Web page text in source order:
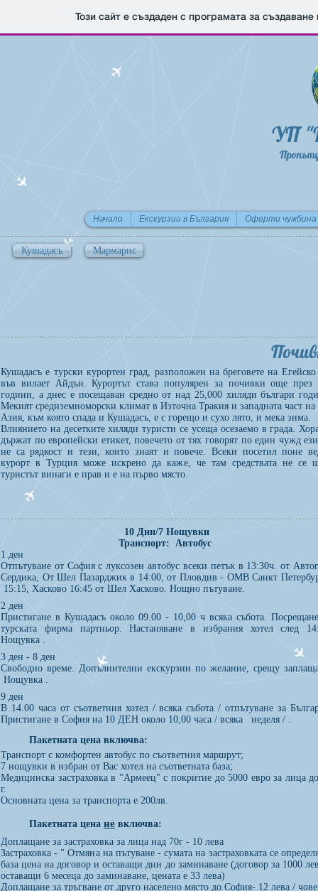
Този сайт е създаден с програмата за
УП
Кушадасъ Мармарис
Кушадасъ е турски курортен град, разположен на бреговете на
във вилает Айдън. Курортът става популярен за почивки още през
години, а днес е посещаван средно от над 25,000 хиляди българи
Мекият средиземноморски климат в Източна Тракия и западната част
Азия, към която спада и Кушадасъ, е с горещо и сухо лято, и мека зима.
Влиянието на десетките хиляди туристи се усеща осезаемо в града.
държат по европейски етикет, повечето от тях говорят по един чужд
не са рядкост и тези, които знаят и повече. Всеки посетил поне
курорт в Турция може искрено да каже, че там средствата не се
туристът винаги е прав и е на първо място.
10 Дни/7 Нощувки
Транспорт: Автобус
1 ден
Отпътуване от София с луксозен автобус всеки петък в 13:30ч. от
Сердика, От Шел Пазарджик в 14:00, от Пловдив - ОМВ Санкт
15:15, Хасково 16:45 от Шел Хасково. Нощно пътуване.
2 ден
Пристигане в Кушадасъ около 09.00 - 10,00 ч всяка събота.
турската фирма партньор. Настаняване в избрания хотел след
Нощувка .
3 ден - 8 ден
Свободно време. Допълнителни екскурзии по желание, срещу
Нощувка .
9 ден
В 14.00 часа от съответния хотел / всяка събота / отпътуване за
Пристигане в София на 10 ДЕН около 10,00 часа / всяка неделя / .
Пакетната цена включва:
Транспорт с комфортен автобус по съответния маршрут;
7 нощувки в избран от Вас хотел на съответната база;
Медицинска застраховка в "Армеец" с покритие до 5000 евро за лица
г.
Основната цена за транспорта е 200лв.
Пакетната цена не включва:
Доплащане за застраховка за лица над 70г - 10 лева
Застраховка - " Отмяна на пътуване - сумата на застраховката се
база цена на договор и оставащи дни до заминаване (договор за 1000
оставащи 6 месеца до заминаване, цената е 33 лева)
Доплащане за тръгване от друго населено място до София- 12 лева /
Начало Екскурзии в България Оферти чужбина